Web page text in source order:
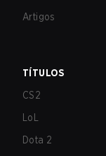
Artigos
TÍTULOS
CS2
LoL
Dota 2